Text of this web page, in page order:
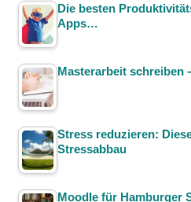
Die besten
Apps…
Masterarbeit schreiben
Stress reduzieren:
Stressabbau
Moodle für Hamburger